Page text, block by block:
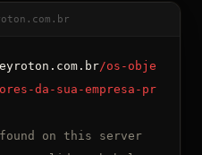
/os-obje
da-sua-empresa-pr
on this server